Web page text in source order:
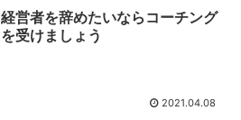
経営者を辞めたいならコーチング
を受けましょう
2021.04.08